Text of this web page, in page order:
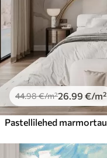
44.98€/m²26 .99 €/m²